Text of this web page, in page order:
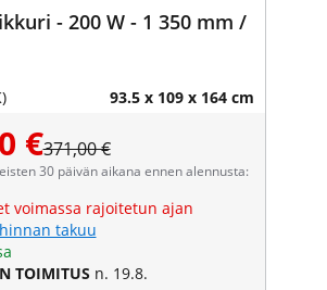
- 200 W - 1 350 mm /
93.5 x 109 x 164 cm
€371,00 €
30 päivän aikana ennen alennusta:
voimassa rajoitetun ajan
takuu
TOIMITUS n. 19.8.